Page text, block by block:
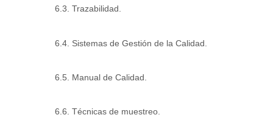
6.3. Trazabilidad.
6.4. Sistemas de Gestión de la Calidad.
6.5. Manual de Calidad.
6.6. Técnicas de muestreo.